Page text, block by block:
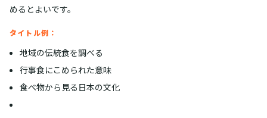
めるとよいです。
タイトル例：
地域の伝統食を調べる
行事食にこめられた意味
食べ物から見る日本の文化